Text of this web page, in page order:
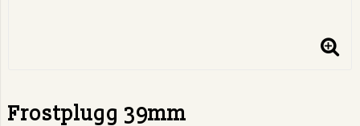
Frostplugg 39mm